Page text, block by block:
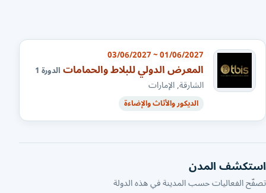
01/06/2027 ~ 03/06/2027
المعرض الدولي للبلاط والحماماتالدورة 1
الشارقة, الإمارات
الديكور والأثاث والإضاءة
استكشف المدن
تصفّح الفعاليات حسب المدينة في هذه الدولة